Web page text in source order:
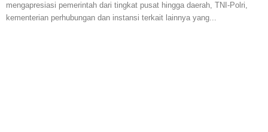
mengapresiasi pemerintah dari tingkat pusat hingga daerah, TNI-Polri,
kementerian perhubungan dan instansi terkait lainnya yang...